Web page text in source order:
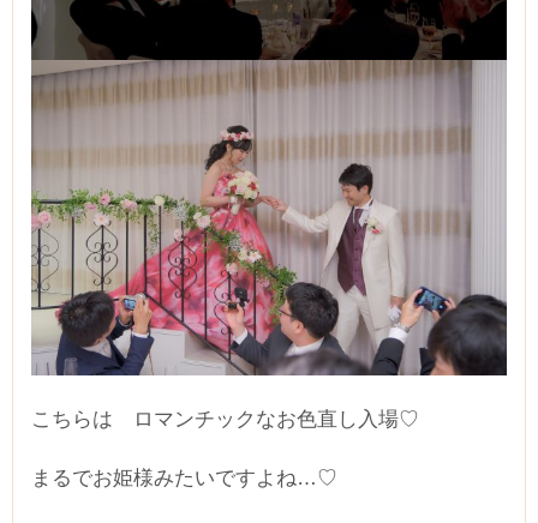
こちらは ロマンチックなお色直し入場♡
まるでお姫様みたいですよね…♡